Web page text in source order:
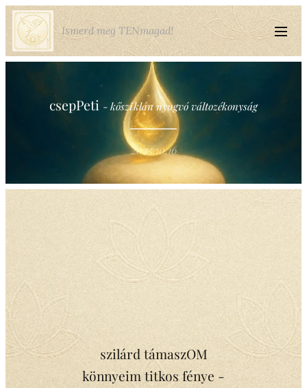
Ismerd meg TENmagad!
csepPeti - kősziklán nyugvó változékonyság
2025.10.16
szilárd támaszOM
könnyeim titkos fénye -